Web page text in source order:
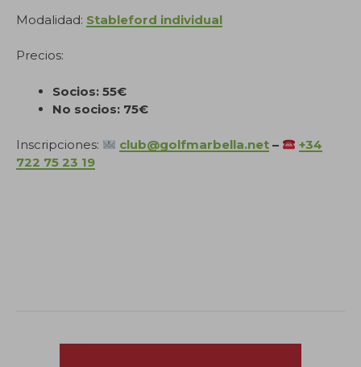
Modalidad: Stableford individual
Precios:
Socios: 55€
No socios: 75€
Inscripciones: club@golfmarbella.net –
+34
722 75 23 19